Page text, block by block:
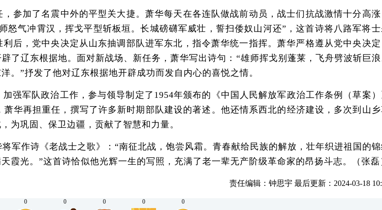
加了名震中外的平型关大捷。萧华每天在各连队做战前动员，战士们抗战激情十分高
怒气冲霄汉，挥戈平型斩板垣。长城磅礴军威壮，誓扫倭奴山河还”，这首诗将八路军将
后，党中央决定从山东抽调部队进军东北，指令萧华统一指挥。萧华严格遵从党中央决
了辽东根据地。面对新战场、新任务，萧华写出诗句：“雄师挥戈别蓬莱，飞舟劈波斩巨
。”抒发了他对辽东根据地开辟成功而发自内心的喜悦之情。
军队政治工作，参与领导制定了1954年颁布的《中国人民解放军政治工作条例（草案
华再担重任，撰写了许多新时期部队建设的著述。他还情系西北的经济建设，多次到山
为巩固、保卫边疆，贡献了智慧和力量。
作诗《老战士之歌》：“南征北战，饱尝风霜。青春献给民族的解放，壮年织进祖国的
霞光。”这首诗恰似他光辉一生的写照，充满了老一辈无产阶级革命家的昂扬斗志。（张磊
责任编辑：钟思宇 最后更新：2024-03-18
0 0 0 0 0